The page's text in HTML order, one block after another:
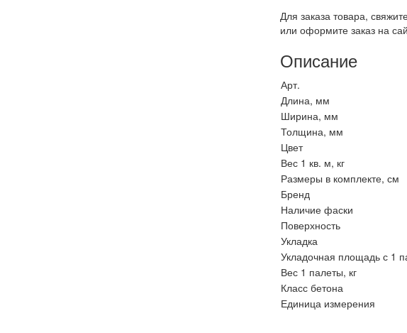
Для заказа товара,
или оформите заказ на
Описание
Арт.
Длина, мм
Ширина, мм
Толщина, мм
Цвет
Вес 1 кв. м, кг
Размеры в комплекте, см
Бренд
Наличие фаски
Поверхность
Укладка
Укладочная площадь с 1
Вес 1 палеты, кг
Класс бетона
Единица измерения